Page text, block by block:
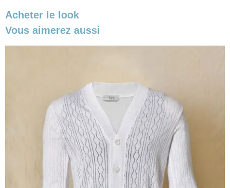
Acheter le look
Vous aimerez aussi